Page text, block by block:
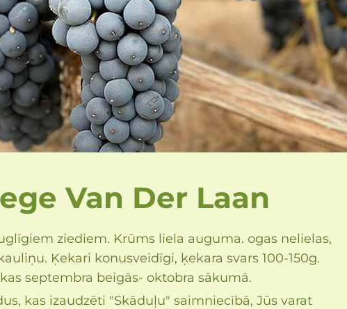
Van Der Laan
ziediem. Krūms liela auguma. ogas nelielas,
Ķekari konusveidīgi, ķekara svars 100-150g.
septembra beigās- oktobra sākumā.
kas izaudzēti "Skāduļu" saimniecībā, Jūs varat